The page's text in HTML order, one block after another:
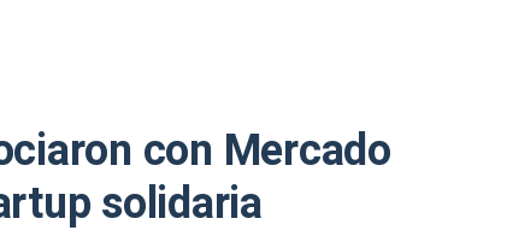
con Mercado
solidaria